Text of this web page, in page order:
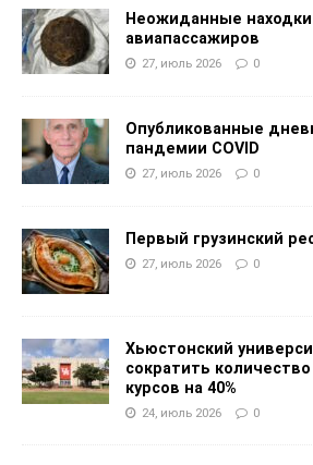
Неожиданные
авиапассажиров
27, июль 2026 0
Опубликованные
пандемии COVID
27, июль 2026 0
Первый грузинский
27, июль 2026 0
Хьюстонский
сократить
курсов на 40%
24, июль 2026 0